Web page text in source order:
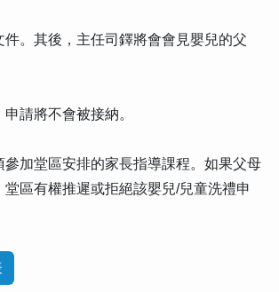
件。其後，主任司鐸將會會見嬰兒的父
請將不會被接納。
參加堂區安排的家長指導課程。如果父母
堂區有權推遲或拒絕該嬰兒/兒童洗禮申